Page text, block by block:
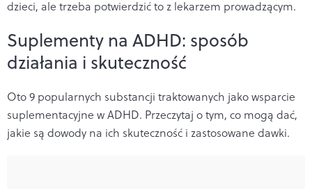
dzieci, ale trzeba potwierdzić to z lekarzem prowadzącym.
Suplementy na ADHD: sposób
działania i skuteczność
Oto 9 popularnych substancji traktowanych jako wsparcie
suplementacyjne w ADHD. Przeczytaj o tym, co mogą dać,
jakie są dowody na ich skuteczność i zastosowane dawki.